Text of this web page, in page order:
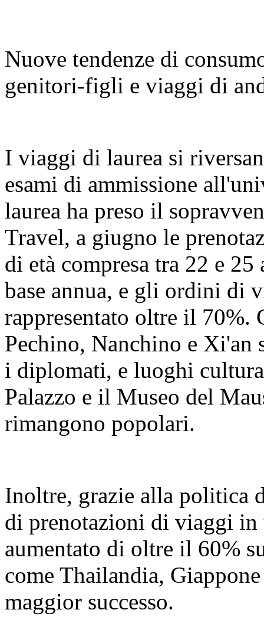
Nuove tendenze di
genitori-figli e viaggi di
I viaggi di laurea si
esami di ammissione
laurea ha preso il
Travel, a giugno le
di età compresa tra 22 e
base annua, e gli ordini di
rappresentato oltre il 70%.
Pechino, Nanchino e Xi'an
i diplomati, e luoghi
Palazzo e il Museo del
rimangono popolari.
Inoltre, grazie alla politica
di prenotazioni di viaggi in
aumentato di oltre il 60%
come Thailandia,
maggior successo.